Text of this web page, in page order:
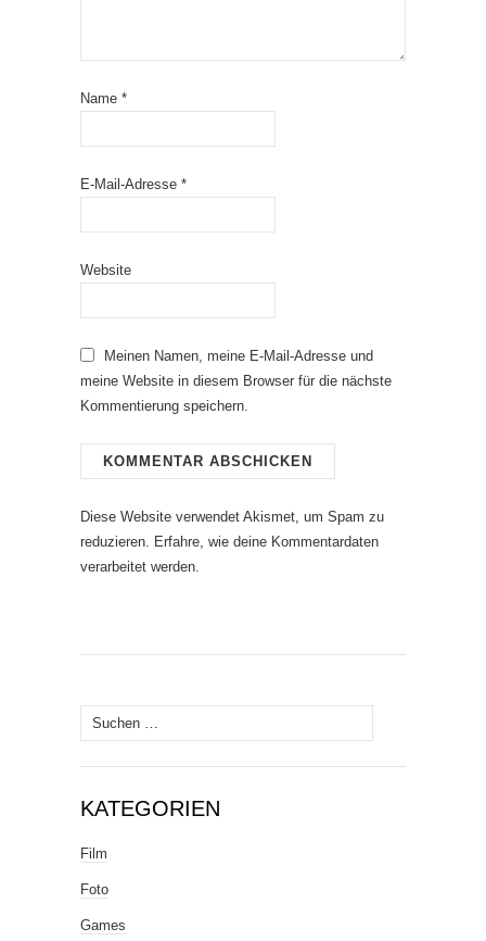
Name *
E-Mail-Adresse *
Website
Meinen Namen, meine E-Mail-Adresse und
meine Website in diesem Browser für die nächste
Kommentierung speichern.
Diese Website verwendet Akismet, um Spam zu
reduzieren. Erfahre, wie deine Kommentardaten
verarbeitet werden.
Suche
nach:
KATEGORIEN
Film
Foto
Games